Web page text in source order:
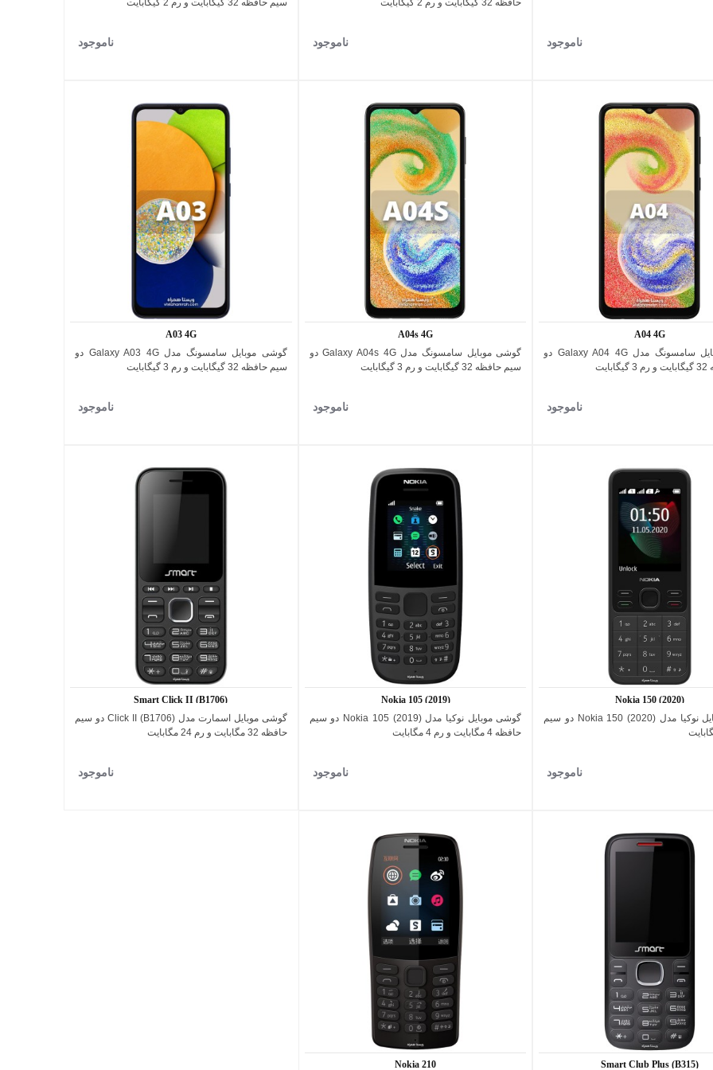
ناموجود ناموجود ناموجود
اضافه به مقایسه
A04 4G
گوشی موبایل سامسونگ مدل Galaxy A04 4G دو
ناموجود
اضافه به مقایسه
A04s 4G
گوشی موبایل سامسونگ مدل Galaxy A04s 4G دو
سیم حافظه 32 گیگابایت و رم 3 گیگابایت
ناموجود
اضافه به مقایسه
A03 4G
گوشی موبایل سامسونگ مدل Galaxy A03 4G دو
سیم حافظه 32 گیگابایت و رم 3 گیگابایت
ناموجود
اضافه به مقایسه
Nokia 150 (2020)
گوشی موبایل نوکیا مدل (2020) Nokia 150 دو سیم
ناموجود
اضافه به مقایسه
Nokia 105 (2019)
گوشی موبایل نوکیا مدل (2019) Nokia 105 دو سیم
حافظه 4 مگابایت و رم 4 مگابایت
ناموجود
اضافه به مقایسه
Smart Click II (B1706)
گوشی موبایل اسمارت مدل (Click II (B1706 دو سیم
حافظه 32 مگابایت و رم 24 مگابایت
ناموجود
Smart Club Plus (B315)
Nokia 210